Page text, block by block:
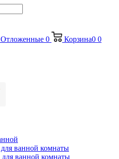
Отложенные 0 Корзина0 0
для ванной комнаты
ванной комнаты